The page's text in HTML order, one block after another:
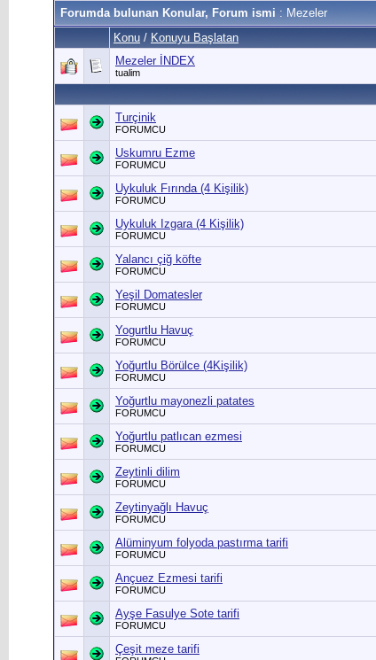
Forumda bulunan Konular, Forum ismi : Mezeler
Konu / Konuyu Başlatan
Mezeler İNDEX
tualim
Turçinik
FORUMCU
Uskumru Ezme
FORUMCU
Uykuluk Fırında (4 Kişilik)
FORUMCU
Uykuluk Izgara (4 Kişilik)
FORUMCU
Yalancı çiğ köfte
FORUMCU
Yeşil Domatesler
FORUMCU
Yogurtlu Havuç
FORUMCU
Yoğurtlu Börülce (4Kişilik)
FORUMCU
Yoğurtlu mayonezli patates
FORUMCU
Yoğurtlu patlıcan ezmesi
FORUMCU
Zeytinli dilim
FORUMCU
Zeytinyağlı Havuç
FORUMCU
Alüminyum folyoda pastırma tarifi
FORUMCU
Ançuez Ezmesi tarifi
FORUMCU
Ayşe Fasulye Sote tarifi
FORUMCU
Çeşit meze tarifi